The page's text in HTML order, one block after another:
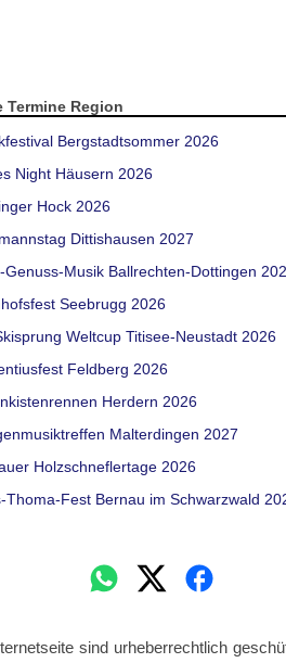
Termine Region
Bergstadtsommer 2026
Night Häusern 2026
Hock 2026
Dittishausen 2027
Genuss-Musik Ballrechten-Dottingen
Seebrugg 2026
Weltcup Titisee-Neustadt 2026
Feldberg 2026
Herdern 2026
Malterdingen 2027
Holzschneflertage 2026
Thoma-Fest Bernau im Schwarzwald
sind urheberrechtlich